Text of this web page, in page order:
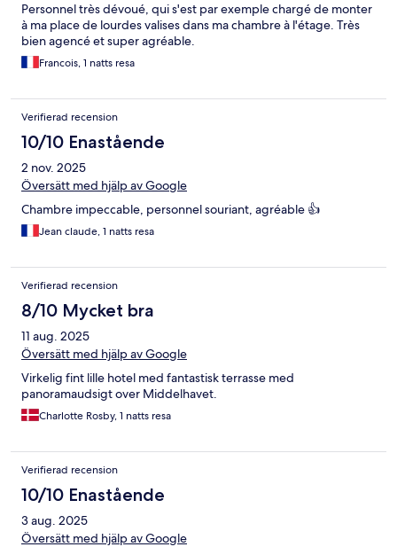
Personnel très dévoué, qui s'est par exemple chargé de monter
à ma place de lourdes valises dans ma chambre à l'étage. Très
bien agencé et super agréable.
Francois, 1 natts resa
Verifierad recension
10/10 Enastående
2 nov. 2025
Översätt med hjälp av Google
Chambre impeccable, personnel souriant, agréable 👍
Jean claude, 1 natts resa
Verifierad recension
8/10 Mycket bra
11 aug. 2025
Översätt med hjälp av Google
Virkelig fint lille hotel med fantastisk terrasse med
panoramaudsigt over Middelhavet.
Charlotte Rosby, 1 natts resa
Verifierad recension
10/10 Enastående
3 aug. 2025
Översätt med hjälp av Google